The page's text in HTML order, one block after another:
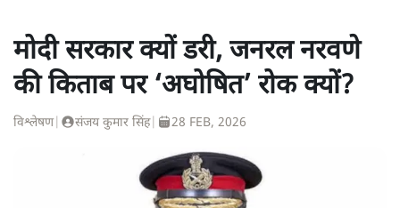
मोदी सरकार क्यों डरी, जनरल नरवणे
की किताब पर ‘अघोषित’ रोक क्यों?
विश्लेषण| संजय कुमार सिंह| 28 FEB, 2026